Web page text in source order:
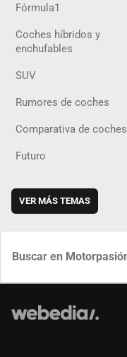
Fórmula1
Coches híbridos y
enchufables
SUV
Rumores de coches
Comparativa de coches
Futuro
VER MÁS TEMAS